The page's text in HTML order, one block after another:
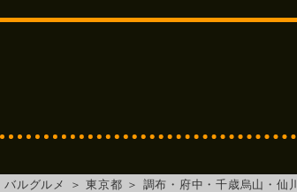
バルグルメ ＞ 東京都 ＞ 調布・府中・千歳烏山・仙川